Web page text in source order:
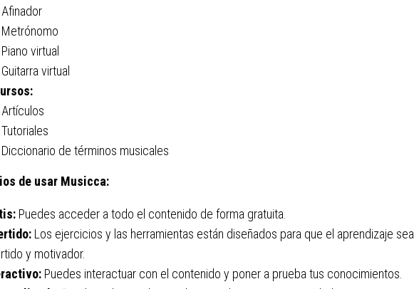
Afinador
Metrónomo
Piano virtual
Guitarra virtual
Artículos
Tutoriales
Diccionario de términos musicales
de usar Musicca:
Puedes acceder a todo el contenido de forma gratuita.
Los ejercicios y las herramientas están diseñados para que el aprendizaje sea
y motivador.
Puedes interactuar con el contenido y poner a prueba tus conocimientos.